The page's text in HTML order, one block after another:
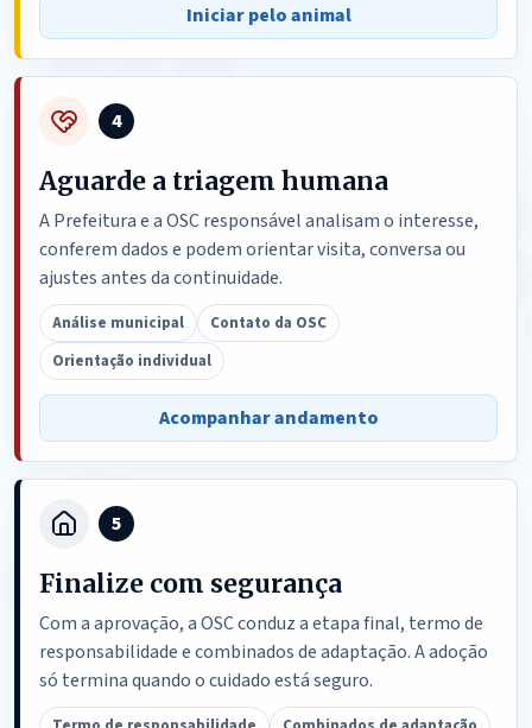
Iniciar pelo animal
4
Aguarde a triagem humana
A Prefeitura e a OSC responsável analisam o interesse,
conferem dados e podem orientar visita, conversa ou
ajustes antes da continuidade.
Análise municipal
Contato da OSC
Orientação individual
Acompanhar andamento
5
Finalize com segurança
Com a aprovação, a OSC conduz a etapa final, termo de
responsabilidade e combinados de adaptação. A adoção
só termina quando o cuidado está seguro.